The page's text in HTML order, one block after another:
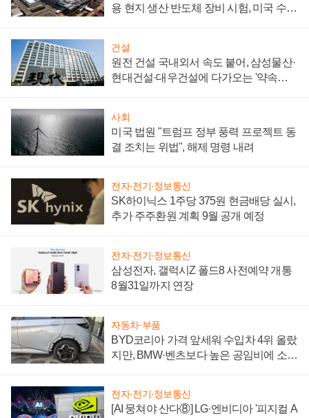
용 현지 생산 반도체 장비 시험, 미국 수출
건설
원전 건설 국내외서 속도 붙어, 삼성물산·
현대건설·대우건설에 다가오는 '약속의
사회
미국 법원 "트럼프 정부 풍력 프로젝트 동
결 조치는 위법", 해제 명령 내려
전자·전기·정보통신
SK하이닉스 1주당 375원 현금배당 실시,
추가 주주환원 계획 9월 공개 예정
전자·전기·정보통신
삼성전자, 갤럭시Z 폴드8 사전예약 개통
8월31일까지 연장
자동차·부품
BYD코리아 가격 앞세워 수입차 4위 올랐
지만, BMW·벤츠보다 높은 공임비에 소비
전자·전기·정보통신
[AI 뭉쳐야 산다⑧] LG·엔비디아 '피지컬 A